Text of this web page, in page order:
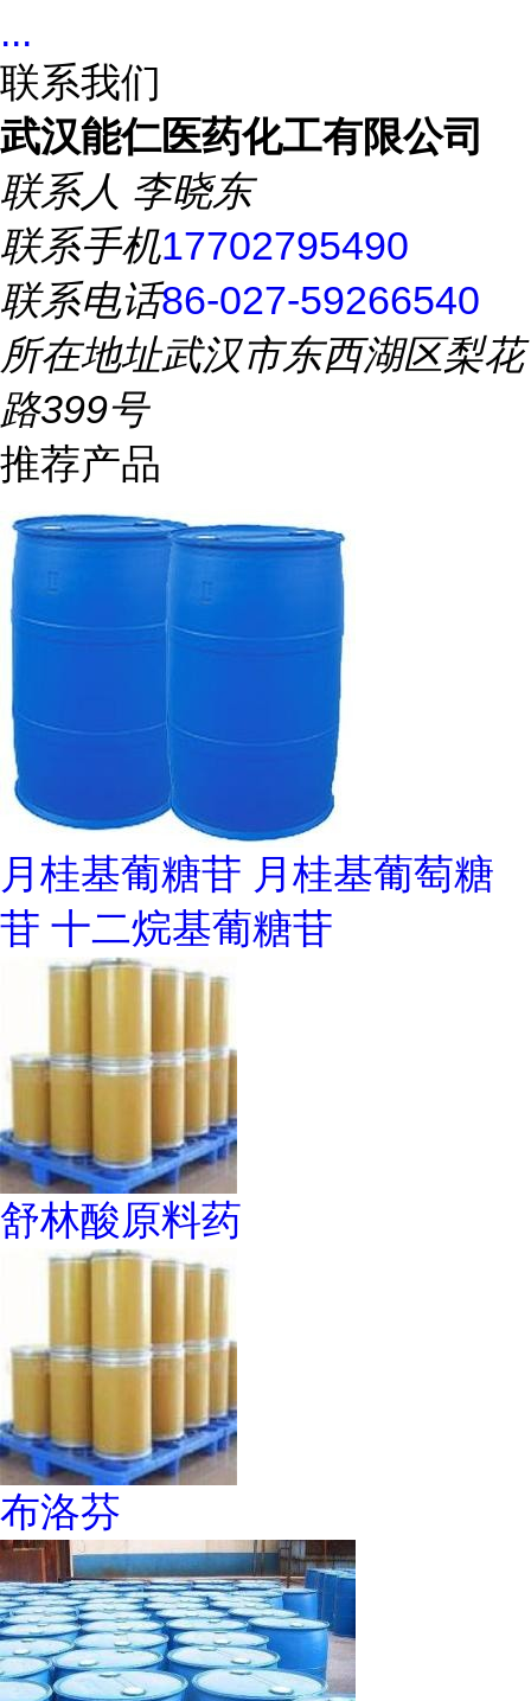
...
联系我们
武汉能仁医药化工有限公司
联系人 李晓东
联系手机17702795490
联系电话86-027-59266540
所在地址武汉市东西湖区梨花
路399号
推荐产品
月桂基葡糖苷 月桂基葡萄糖
苷 十二烷基葡糖苷
舒林酸原料药
布洛芬